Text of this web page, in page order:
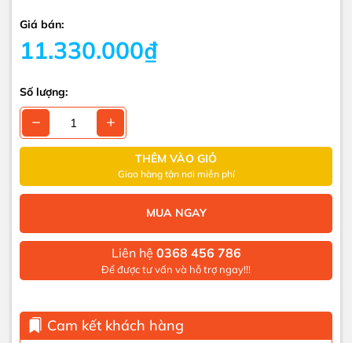
Giá bán:
11.330.000₫
Số lượng:
THÊM VÀO GIỎ
Giao hàng tận nơi miễn phí
MUA NGAY
Liên hệ 0368 456 786
Để được tư vấn và hỗ trợ ngay!!!
Cam kết khách hàng